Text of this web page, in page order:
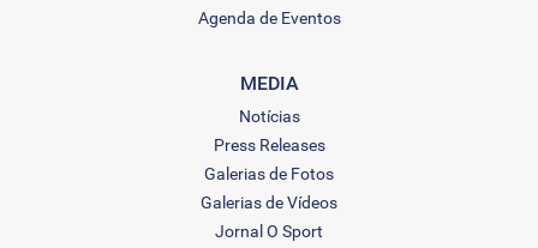
Agenda de Eventos
MEDIA
Notícias
Press Releases
Galerias de Fotos
Galerias de Vídeos
Jornal O Sport